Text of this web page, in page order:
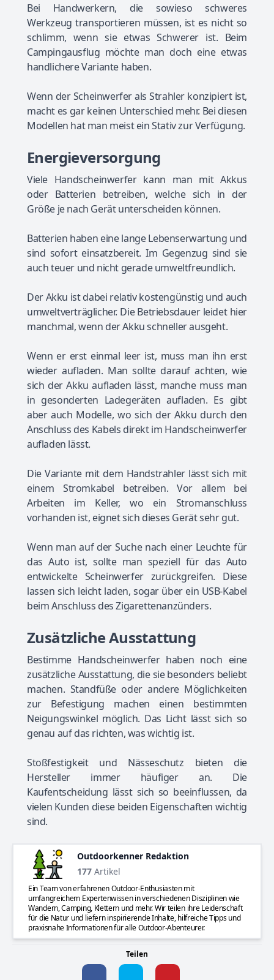
Bei Handwerkern, die sowieso schweres
Werkzeug transportieren müssen, ist es nicht so
schlimm, wenn sie etwas Schwerer ist. Beim
Campingausflug möchte man doch eine etwas
handlichere Variante haben.
Wenn der Scheinwerfer als Strahler konzipiert ist,
macht es gar keinen Unterschied mehr. Bei diesen
Modellen hat man meist ein Stativ zur Verfügung.
Energieversorgung
Viele Handscheinwerfer kann man mit Akkus
oder Batterien betreiben, welche sich in der
Größe je nach Gerät unterscheiden können.
Batterien haben eine lange Lebenserwartung und
sind sofort einsatzbereit. Im Gegenzug sind sie
auch teuer und nicht gerade umweltfreundlich.
Der Akku ist dabei relativ kostengünstig und auch
umweltverträglicher. Die Betriebsdauer leidet hier
manchmal, wenn der Akku schneller ausgeht.
Wenn er erst einmal leer ist, muss man ihn erst
wieder aufladen. Man sollte darauf achten, wie
sich der Akku aufladen lässt, manche muss man
in gesonderten Ladegeräten aufladen. Es gibt
aber auch Modelle, wo sich der Akku durch den
Anschluss des Kabels direkt im Handscheinwerfer
aufladen lässt.
Die Variante mit dem Handstrahler lässt sich mit
einem Stromkabel betreiben. Vor allem bei
Arbeiten im Keller, wo ein Stromanschluss
vorhanden ist, eignet sich dieses Gerät sehr gut.
Wenn man auf der Suche nach einer Leuchte für
das Auto ist, sollte man speziell für das Auto
entwickelte Scheinwerfer zurückgreifen. Diese
lassen sich leicht laden, sogar über ein USB-Kabel
beim Anschluss des Zigarettenanzünders.
Zusätzliche Ausstattung
Bestimme Handscheinwerfer haben noch eine
zusätzliche Ausstattung, die sie besonders beliebt
machen. Standfüße oder andere Möglichkeiten
zur Befestigung machen einen bestimmten
Neigungswinkel möglich. Das Licht lässt sich so
genau auf das richten, was wichtig ist.
Stoßfestigkeit und Nässeschutz bieten die
Hersteller immer häufiger an. Die
Kaufentscheidung lässt sich so beeinflussen, da
vielen Kunden diese beiden Eigenschaften wichtig
sind.
Outdoorkenner Redaktion
177 Artikel
Ein Team von erfahrenen Outdoor-Enthusiasten mit
umfangreichem Expertenwissen in verschiedenen Disziplinen wie
Wandern, Camping, Klettern und mehr. Wir teilen ihre Leidenschaft
für die Natur und liefern inspirierende Inhalte, hilfreiche Tipps und
praxisnahe Informationen für alle Outdoor-Abenteurer.
Teilen